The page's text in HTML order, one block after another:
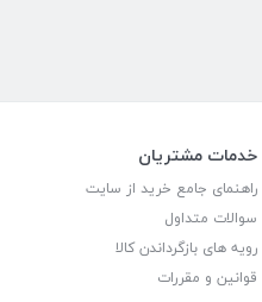
خدمات مشتریان
راهنمای جامع خرید از سایت
سوالات متداول
رویه های بازگرداندن کالا
قوانین و مقررات